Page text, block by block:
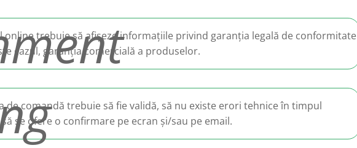
online trebuie să afișeze informațiile privind garanția legală de conformitate
cazul, garanția comercială a produselor.
de comandă trebuie să fie validă, să nu existe erori tehnice în timpul
se ofere o confirmare pe ecran și/sau pe email.